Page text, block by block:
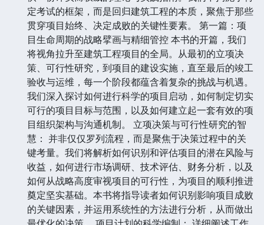
定考试的框架，而是回归建筑工程的本质，聚焦于那些
贯穿项目始终、决定成败的关键性要素。 第一篇：项
目生命周期的战略擘画与精细管控 本书的开篇，我们
将视角拉升至建筑工程项目的全局。从最初的立项决
策、可行性研究，到项目的建设实施，直至最后的竣工
验收与运维，每一个阶段都蕴含着复杂的挑战与机遇。
我们深入探讨如何进行科学的项目启动，如何制定切实
可行的项目目标与范围，以及如何建立起一套有效的项
目组织架构与沟通机制。 立项决策与可行性研究的智
慧： 并非仅仅罗列流程，而是聚焦于决策过程中的关
键考量。我们将解析如何识别和评估项目的潜在风险与
收益，如何进行市场调研、技术评估、财务分析，以及
如何从战略高度审视项目的可行性，为项目的顺利推进
奠定坚实基础。本书将指导读者如何识别影响项目成败
的关键因素，并运用系统性的方法进行分析，从而做出